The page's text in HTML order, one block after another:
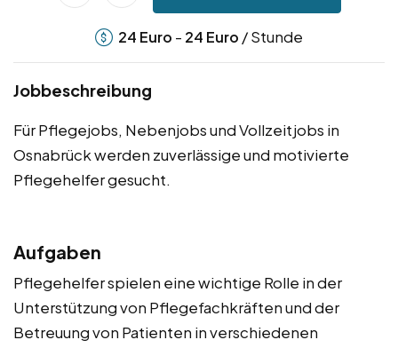
24 Euro - 24 Euro / Stunde
Jobbeschreibung
Für Pflegejobs, Nebenjobs und Vollzeitjobs in
Osnabrück werden zuverlässige und motivierte
Pflegehelfer gesucht.
Aufgaben
Pflegehelfer spielen eine wichtige Rolle in der
Unterstützung von Pflegefachkräften und der
Betreuung von Patienten in verschiedenen